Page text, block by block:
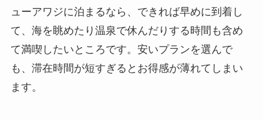
ューアワジに泊まるなら、できれば早めに到着し
て、海を眺めたり温泉で休んだりする時間も含め
て満喫したいところです。安いプランを選んで
も、滞在時間が短すぎるとお得感が薄れてしまい
ます。